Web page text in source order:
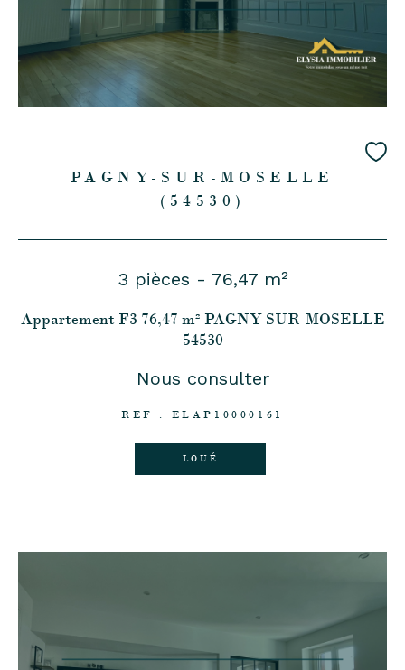
PAGNY-SUR-MOSELLE
(54530)
3 pièces - 76,47 m²
Appartement F3 76,47 m² PAGNY-SUR-MOSELLE
54530
Nous consulter
REF : ELAP10000161
LOUÉ